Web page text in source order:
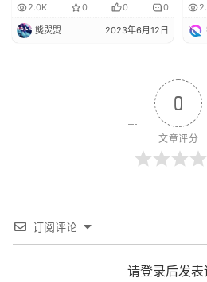
2.0K 0 0 0
熋焸焽 2023年6月12日
0
文章评分
订阅评论
请登录后发表